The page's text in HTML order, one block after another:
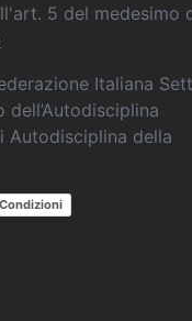
5 del medesimo
Italiana
Autodisciplina della